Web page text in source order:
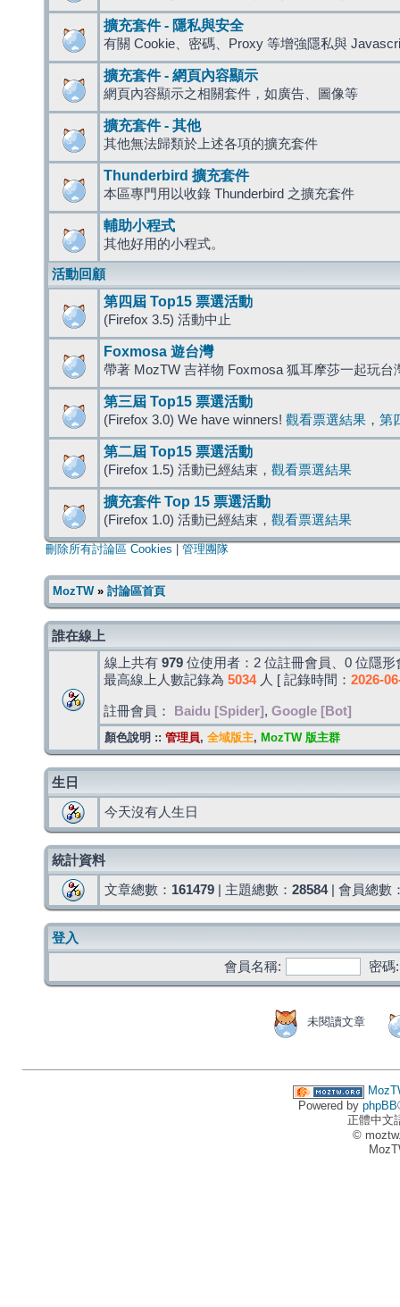
擴充套件 - 隱私與安全
有關 Cookie、密碼、Proxy 等增強隱私與
擴充套件 - 網頁內容顯示
網頁內容顯示之相關套件，如廣告、圖像等
擴充套件 - 其他
其他無法歸類於上述各項的擴充套件
Thunderbird 擴充套件
本區專門用以收錄 Thunderbird 之擴充套件
輔助小程式
其他好用的小程式。
活動回顧
第四屆 Top15 票選活動
(Firefox 3.5) 活動中止
Foxmosa 遊台灣
帶著 MozTW 吉祥物 Foxmosa 狐耳摩莎一起玩台
第三屆 Top15 票選活動
(Firefox 3.0) We have winners! 觀看票選結果 ， 第
第二屆 Top15 票選活動
(Firefox 1.5) 活動已經結束， 觀看票選結果
擴充套件 Top 15 票選活動
(Firefox 1.0) 活動已經結束， 觀看票選結果
刪除所有討論區 Cookies 管理團隊
MozTW» 討論區首頁
誰在線上
線上共有 979 位使用者：2 位註冊會員、0 位隱
最高線上人數記錄為 5034人 [ 記錄時間： 2026-
註冊會員： Baidu [Spider] , Google [Bot]
顏色說明 :: 管理員, 全域版主, MozTW 版主群
生日
今天沒有人生日
統計資料
文章總數： 161479 | 主題總數： 28584| 會員總數
登入
會員名稱:
密碼:
未閱讀文章
Powered by phpBB
正體中文
©